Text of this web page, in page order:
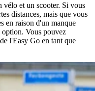
vélo et un scooter. Si vous
distances, mais que vous
en raison d'un manque
option. Vous pouvez
l'Easy Go en tant que